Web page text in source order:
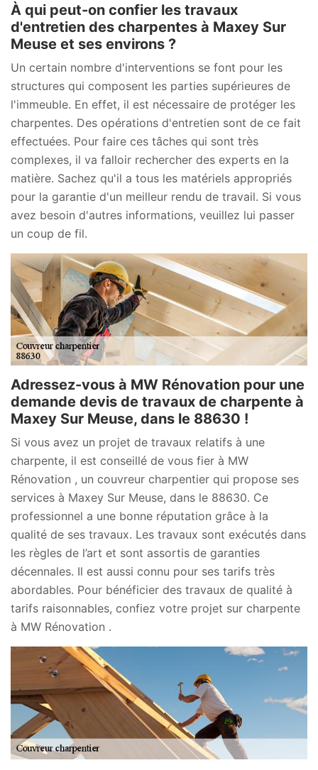
À qui peut-on confier les travaux
d'entretien des charpentes à Maxey Sur
Meuse et ses environs ?
Un certain nombre d'interventions se font pour les
structures qui composent les parties supérieures de
l'immeuble. En effet, il est nécessaire de protéger les
charpentes. Des opérations d'entretien sont de ce fait
effectuées. Pour faire ces tâches qui sont très
complexes, il va falloir rechercher des experts en la
matière. Sachez qu'il a tous les matériels appropriés
pour la garantie d'un meilleur rendu de travail. Si vous
avez besoin d'autres informations, veuillez lui passer
un coup de fil.
Adressez-vous à MW Rénovation pour une
demande devis de travaux de charpente à
Maxey Sur Meuse, dans le 88630 !
Si vous avez un projet de travaux relatifs à une
charpente, il est conseillé de vous fier à MW
Rénovation , un couvreur charpentier qui propose ses
services à Maxey Sur Meuse, dans le 88630. Ce
professionnel a une bonne réputation grâce à la
qualité de ses travaux. Les travaux sont exécutés dans
les règles de l’art et sont assortis de garanties
décennales. Il est aussi connu pour ses tarifs très
abordables. Pour bénéficier des travaux de qualité à
tarifs raisonnables, confiez votre projet sur charpente
à MW Rénovation .